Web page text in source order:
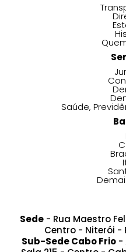
Saúde,
Sede- Rua Maestro
Centro - Niterói -
Sub-Sede Cabo Frio -